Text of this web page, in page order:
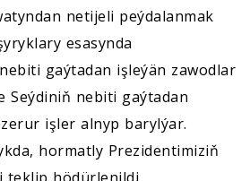
netijeli peýdalanmak
esasynda
gaýtadan işleýän zawodlar
Seýdiniň nebiti gaýtadan
işler alnyp barylýar.
hormatly Prezidentimiziň